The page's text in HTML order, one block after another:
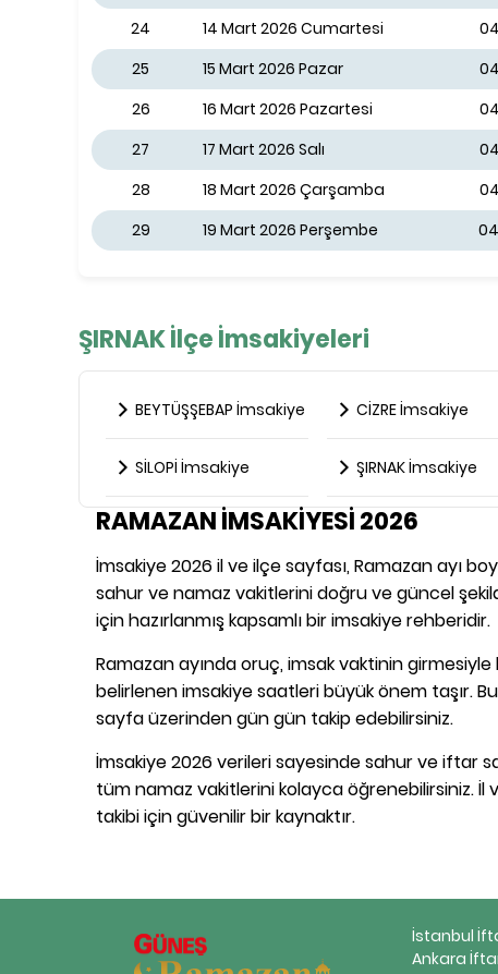
24
14 Mart 2026 Cumartesi
25
15 Mart 2026 Pazar
26
16 Mart 2026 Pazartesi
27
17 Mart 2026 Salı
28
18 Mart 2026 Çarşamba
29
19 Mart 2026 Perşembe
ŞIRNAK İlçe İmsakiyeleri
BEYTÜŞŞEBAP İmsakiye CİZRE İmsakiye
SİLOPİ İmsakiye ŞIRNAK İmsakiye
RAMAZAN İMSAKİYESİ 2026
İmsakiye 2026 il ve ilçe sayfası, Ramazan ayı
sahur ve namaz vakitlerini doğru ve güncel
için hazırlanmış kapsamlı bir imsakiye rehberidir.
Ramazan ayında oruç, imsak vaktinin
belirlenen imsakiye saatleri büyük önem taşır.
sayfa üzerinden gün gün takip edebilirsiniz.
İmsakiye 2026 verileri sayesinde sahur ve iftar
tüm namaz vakitlerini kolayca öğrenebilirsiniz.
takibi için güvenilir bir kaynaktır.
İstanbul
Ankara